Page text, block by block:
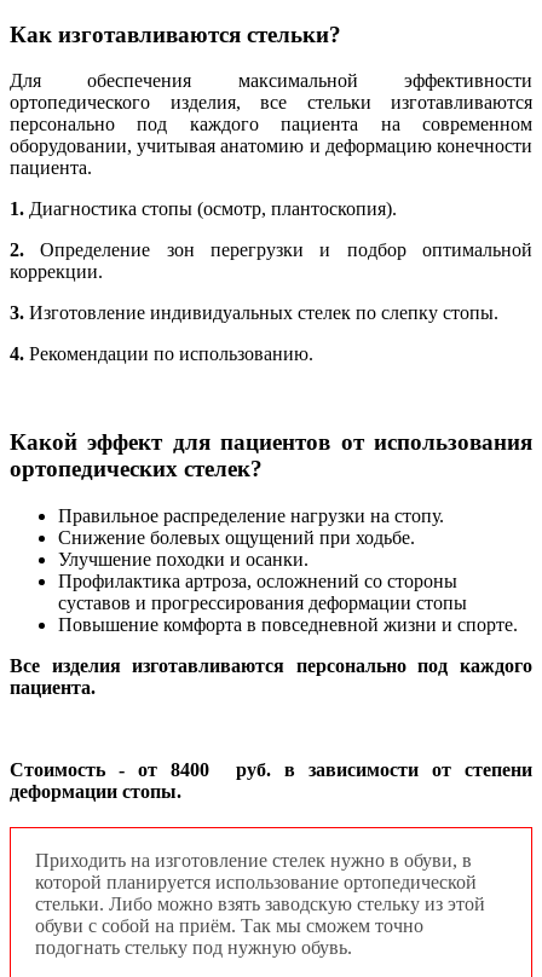
Как изготавливаются стельки?
Для обеспечения максимальной эффективности
ортопедического изделия, все стельки изготавливаются
персонально под каждого пациента на современном
оборудовании, учитывая анатомию и деформацию конечности
пациента.
1. Диагностика стопы (осмотр, плантоскопия).
2. Определение зон перегрузки и подбор оптимальной
коррекции.
3. Изготовление индивидуальных стелек по слепку стопы.
4. Рекомендации по использованию.
Какой эффект для пациентов от использования
ортопедических стелек?
Правильное распределение нагрузки на стопу.
Снижение болевых ощущений при ходьбе.
Улучшение походки и осанки.
Профилактика артроза, осложнений со стороны
суставов и прогрессирования деформации стопы
Повышение комфорта в повседневной жизни и спорте.
Все изделия изготавливаются персонально под каждого
пациента.
Стоимость - от 8400 руб. в зависимости от степени
деформации стопы.
Приходить на изготовление стелек нужно в обуви, в
которой планируется использование ортопедической
стельки. Либо можно взять заводскую стельку из этой
обуви с собой на приём. Так мы сможем точно
подогнать стельку под нужную обувь.